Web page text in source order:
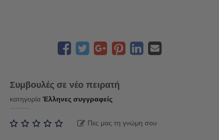
Συμβουλές σε νέο πειρατή
κατηγορία Έλληνες συγγραφείς
Πες μας τη γνώμη σου